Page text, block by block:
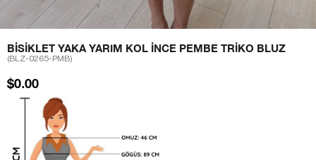
BISIKLET YAKA YARIM KOL İNCE PEMBE TRIKO BLUZ
(BLZ-0265-PMB)
$0.00